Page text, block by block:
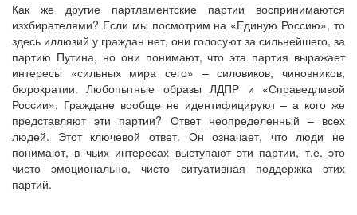
Как же другие партламентские партии воспринимаются
изхбирателями? Если мы посмотрим на «Единую Россию», то
здесь иллюзий у граждан нет, они голосуют за сильнейшего, за
партию Путина, но они понимают, что эта партия выражает
интересы «сильных мира сего» – силовиков, чиновников,
бюрократии. Любопытные образы ЛДПР и «Справедливой
России». Граждане вообще не идентифицируют – а кого же
представляют эти партии? Ответ неопределенный – всех
людей. Этот ключевой ответ. Он означает, что люди не
понимают, в чьих интересах выступают эти партии, т.е. это
чисто эмоционально, чисто ситуативная поддержка этих
партий.